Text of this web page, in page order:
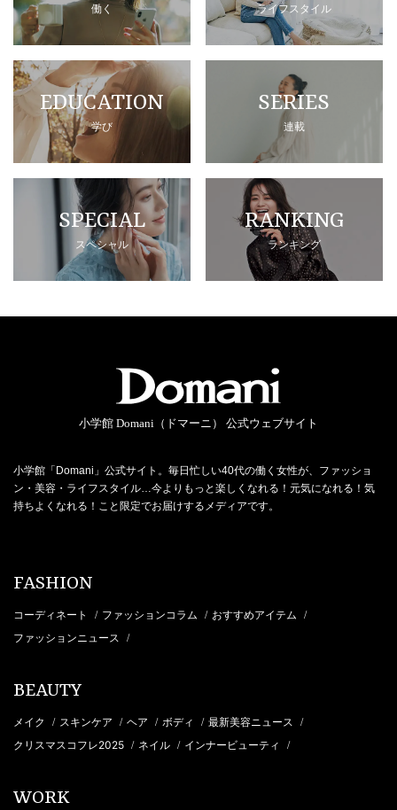
働く ライフスタイル
EDUCATION
学び
SERIES
連載
SPECIAL
スペシャル
RANKING
ランキング
小学館 Domani（ドマーニ） 公式ウェブサイト
小学館「Domani」公式サイト。毎日忙しい40代の働く女性が、ファッショ
ン・美容・ライフスタイル…今よりもっと楽しくなれる！元気になれる！気
持ちよくなれる！こと限定でお届けするメディアです。
FASHION
コーディネート / ファッションコラム / おすすめアイテム /
ファッションニュース /
BEAUTY
メイク / スキンケア / ヘア / ボディ / 最新美容ニュース /
クリスマスコフレ2025 / ネイル / インナービューティ /
WORK